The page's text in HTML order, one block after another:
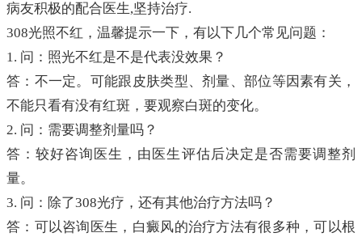
病友积极的配合医生,坚持治疗.
308光照不红，温馨提示一下，有以下几个常见问题：
1. 问：照光不红是不是代表没效果？
答：不一定。可能跟皮肤类型、剂量、部位等因素有关，
不能只看有没有红斑，要观察白斑的变化。
2. 问：需要调整剂量吗？
答：较好咨询医生，由医生评估后决定是否需要调整剂
量。
3. 问：除了308光疗，还有其他治疗方法吗？
答：可以咨询医生，白癜风的治疗方法有很多种，可以根